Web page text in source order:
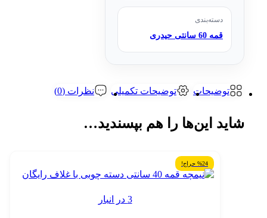
دسته‌بندی
قمه 60 سانتی حیدری
توضیحات توضیحات تکمیلی نظرات (0)
شاید این‌ها را هم بپسندید…
%24 حراج!
3 در انبار